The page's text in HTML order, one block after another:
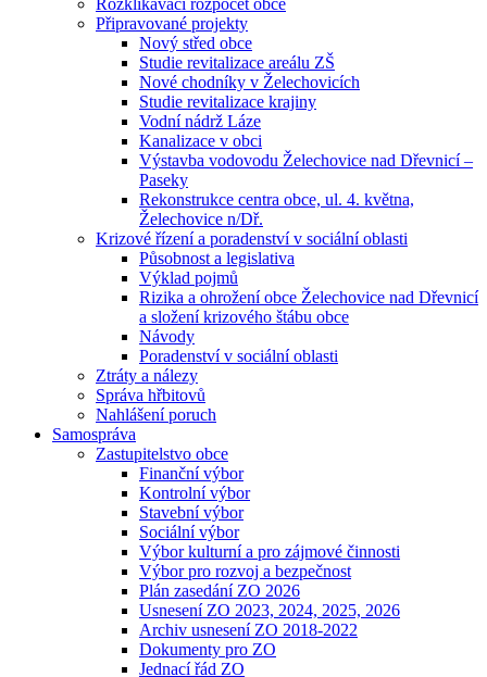
Rozklikávací rozpočet obce
Připravované projekty
Nový střed obce
Studie revitalizace areálu ZŠ
Nové chodníky v Želechovicích
Studie revitalizace krajiny
Vodní nádrž Láze
Kanalizace v obci
Výstavba vodovodu Želechovice nad Dřevnicí –
Paseky
Rekonstrukce centra obce, ul. 4. května,
Želechovice n/Dř.
Krizové řízení a poradenství v sociální oblasti
Působnost a legislativa
Výklad pojmů
Rizika a ohrožení obce Želechovice nad Dřevnicí
a složení krizového štábu obce
Návody
Poradenství v sociální oblasti
Ztráty a nálezy
Správa hřbitovů
Nahlášení poruch
Samospráva
Zastupitelstvo obce
Finanční výbor
Kontrolní výbor
Stavební výbor
Sociální výbor
Výbor kulturní a pro zájmové činnosti
Výbor pro rozvoj a bezpečnost
Plán zasedání ZO 2026
Usnesení ZO 2023, 2024, 2025, 2026
Archiv usnesení ZO 2018-2022
Dokumenty pro ZO
Jednací řád ZO